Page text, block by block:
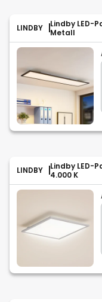
LINDBY
Lindby LED-
Metall
LINDBY
Lindby LED-
4.000 K